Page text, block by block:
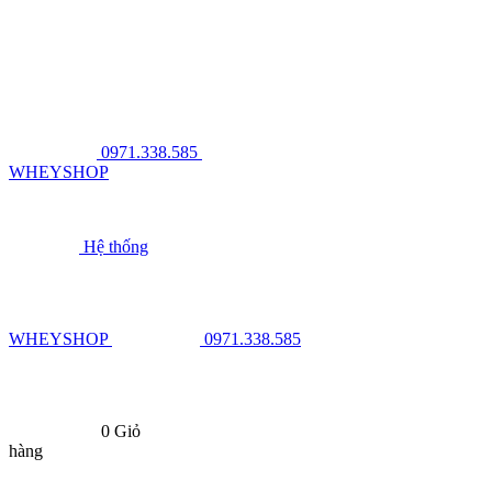
0971.338.585
WHEYSHOP
Hệ thống
WHEYSHOP 0971.338.585
0 Giỏ
hàng